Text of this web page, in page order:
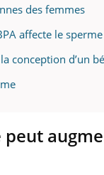
des femmes
affecte le sperme
conception d’un
mentale : et si on
reçues chez les